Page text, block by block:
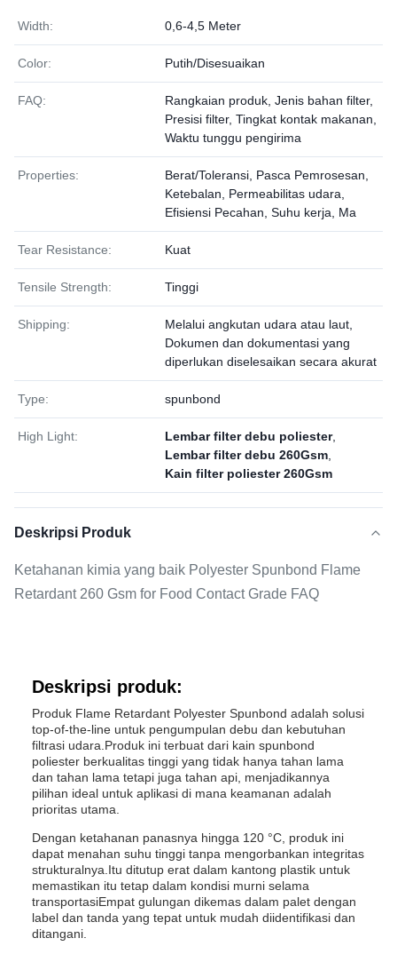
Width: 0,6-4,5 Meter
Color: Putih/Disesuaikan
FAQ:
Rangkaian produk, Jenis bahan filter,
Presisi filter, Tingkat kontak makanan,
Waktu tunggu pengirima
Properties:
Berat/Toleransi, Pasca Pemrosesan,
Ketebalan, Permeabilitas udara,
Efisiensi Pecahan, Suhu kerja, Ma
Tear Resistance: Kuat
Tensile Strength: Tinggi
Shipping:
Melalui angkutan udara atau laut,
Dokumen dan dokumentasi yang
diperlukan diselesaikan secara akurat
Type: spunbond
High Light: Lembar filter debu poliester,
Lembar filter debu 260Gsm
Kain filter poliester 260Gsm
Deskripsi Produk
Ketahanan kimia yang baik Polyester Spunbond Flame
Retardant 260 Gsm for Food Contact Grade FAQ
Deskripsi produk:
Produk Flame Retardant Polyester Spunbond adalah solusi
top-of-the-line untuk pengumpulan debu dan kebutuhan
filtrasi udara.Produk ini terbuat dari kain spunbond
poliester berkualitas tinggi yang tidak hanya tahan lama
dan tahan lama tetapi juga tahan api, menjadikannya
pilihan ideal untuk aplikasi di mana keamanan adalah
prioritas utama.
Dengan ketahanan panasnya hingga 120 °C, produk ini
dapat menahan suhu tinggi tanpa mengorbankan integritas
strukturalnya.Itu ditutup erat dalam kantong plastik untuk
memastikan itu tetap dalam kondisi murni selama
transportasiEmpat gulungan dikemas dalam palet dengan
label dan tanda yang tepat untuk mudah diidentifikasi dan
ditangani.